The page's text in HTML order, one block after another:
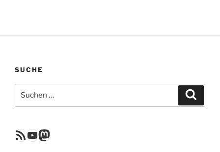
SUCHE
nach:
RSS FeedYouTube
Mastodon